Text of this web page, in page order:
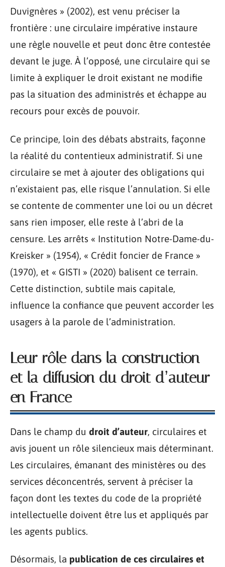
Duvignères » (2002), est venu préciser la
frontière : une circulaire impérative instaure
une règle nouvelle et peut donc être contestée
devant le juge. À l’opposé, une circulaire qui se
limite à expliquer le droit existant ne modifie
pas la situation des administrés et échappe au
recours pour excès de pouvoir.
Ce principe, loin des débats abstraits, façonne
la réalité du contentieux administratif. Si une
circulaire se met à ajouter des obligations qui
n’existaient pas, elle risque l’annulation. Si elle
se contente de commenter une loi ou un décret
sans rien imposer, elle reste à l’abri de la
censure. Les arrêts « Institution Notre-Dame-du-
Kreisker » (1954), « Crédit foncier de France »
(1970), et « GISTI » (2020) balisent ce terrain.
Cette distinction, subtile mais capitale,
influence la confiance que peuvent accorder les
usagers à la parole de l’administration.
Leur rôle dans la construction
et la diffusion du droit d’auteur
en France
Dans le champ du droit d’auteur, circulaires et
avis jouent un rôle silencieux mais déterminant.
Les circulaires, émanant des ministères ou des
services déconcentrés, servent à préciser la
façon dont les textes du code de la propriété
intellectuelle doivent être lus et appliqués par
les agents publics.
Désormais, la publication de ces circulaires et